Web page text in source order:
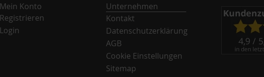
Mein Konto
Registrieren
Login
Unternehmen
Kontakt
Datenschutzerklärung
AGB
Cookie Einstellungen
Sitemap